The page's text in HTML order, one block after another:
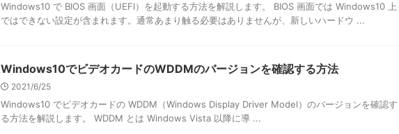
Windows10 で BIOS 画面（UEFI）を起動する方法を解説します。 BIOS 画面では Windows10 上
ではできない設定が含まれます。通常あまり触る必要はありませんが、新しいハードウ ...
Windows10でビデオカードのWDDMのバージョンを確認する方法
2021/6/25
Windows10 でビデオカードの WDDM（Windows Display Driver Model）のバージョンを確認す
る方法を解説します。 WDDM とは Windows Vista 以降に導 ...